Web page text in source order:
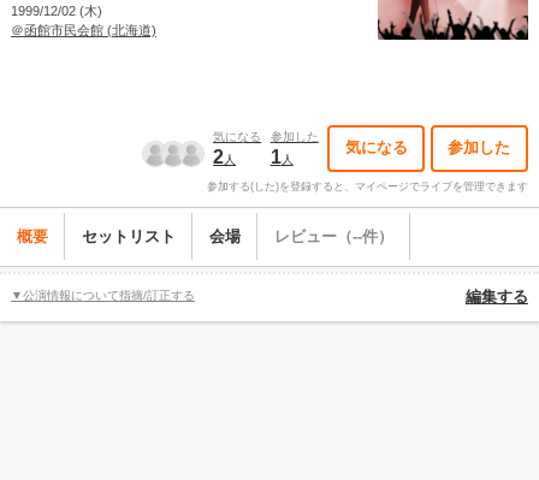
1999/12/02 (木)
＠函館市民会館 (北海道)
気になる
2人
参加した
1人
気になる 参加した
参加する(した)を登録すると、マイページでライブを管理できます
概要 セットリスト 会場 レビュー（--件）
▼公演情報について指摘/訂正する 編集する